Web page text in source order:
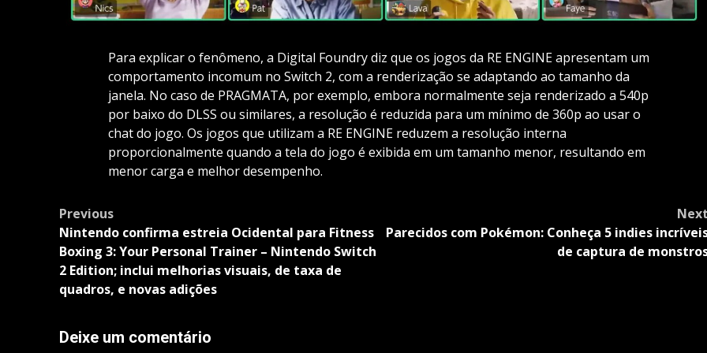
Para explicar o fenômeno, a Digital Foundry diz que os jogos da RE ENGINE apresentam um
comportamento incomum no Switch 2, com a renderização se adaptando ao tamanho da
janela. No caso de PRAGMATA, por exemplo, embora normalmente seja renderizado a 540p
por baixo do DLSS ou similares, a resolução é reduzida para um mínimo de 360p ao usar o
chat do jogo. Os jogos que utilizam a RE ENGINE reduzem a resolução interna
proporcionalmente quando a tela do jogo é exibida em um tamanho menor, resultando em
menor carga e melhor desempenho.
Post
navigation
Previous
Nintendo confirma estreia Ocidental para Fitness
Boxing 3: Your Personal Trainer – Nintendo Switch
2 Edition; inclui melhorias visuais, de taxa de
quadros, e novas adições
Next
Parecidos com Pokémon: Conheça 5 indies
de captura de
Deixe um comentário